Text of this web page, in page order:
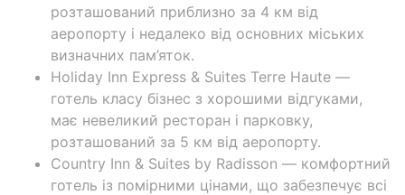
розташований приблизно за 4 км від
аеропорту і недалеко від основних міських
визначних пам’яток.
Holiday Inn Express & Suites Terre Haute —
готель класу бізнес з хорошими відгуками,
має невеликий ресторан і парковку,
розташований за 5 км від аеропорту.
Country Inn & Suites by Radisson — комфортний
готель із помірними цінами, що забезпечує всі